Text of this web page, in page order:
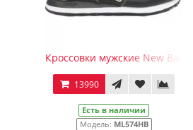
Кроссовки мужские New
13990
Есть в наличии
Модель: ML574HB